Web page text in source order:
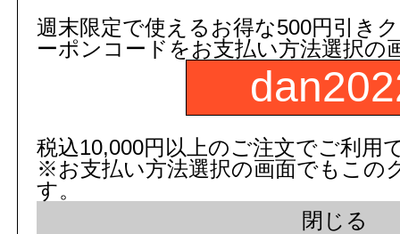
c 2015 dandorie.com All
表示モード： モバ
週末限定で使えるお得な500円引き
ーポンコードをお支払い方法選択の
税込10,000円以上のご注文でご利用
※お支払い方法選択の画面でもこの
す。
閉じる